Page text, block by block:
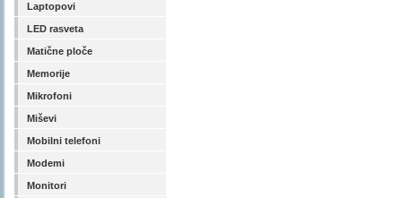
Laptopovi
LED rasveta
Matične ploče
Memorije
Mikrofoni
Miševi
Mobilni telefoni
Modemi
Monitori